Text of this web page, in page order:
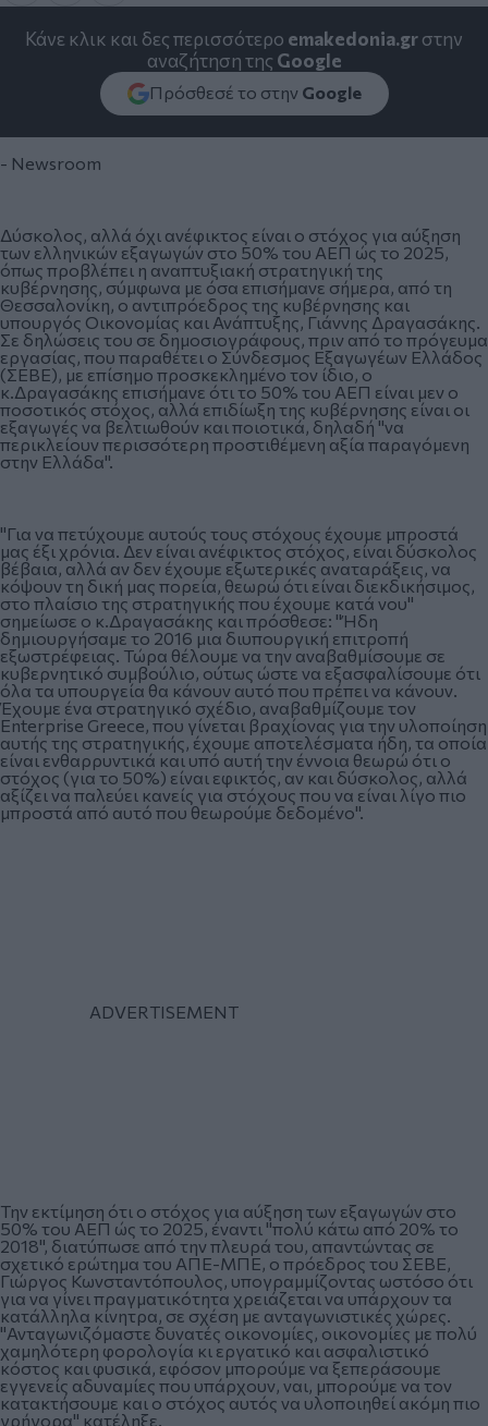
Κάνε κλικ και δες περισσότερο emakedonia.grστην
αναζήτηση της Google
Πρόσθεσέ το στην Google
- Newsroom
Δύσκολος, αλλά όχι ανέφικτος είναι ο στόχος για αύξηση
των ελληνικών εξαγωγών στο 50% του ΑΕΠ ώς το 2025,
όπως προβλέπει η αναπτυξιακή στρατηγική της
κυβέρνησης, σύμφωνα με όσα επισήμανε σήμερα, από τη
Θεσσαλονίκη, ο αντιπρόεδρος της κυβέρνησης και
υπουργός Οικονομίας και Ανάπτυξης, Γιάννης Δραγασάκης.
Σε δηλώσεις του σε δημοσιογράφους, πριν από το πρόγευμα
εργασίας, που παραθέτει ο Σύνδεσμος Εξαγωγέων Ελλάδος
(ΣΕΒΕ), με επίσημο προσκεκλημένο τον ίδιο, ο
κ.Δραγασάκης επισήμανε ότι το 50% του ΑΕΠ είναι μεν ο
ποσοτικός στόχος, αλλά επιδίωξη της κυβέρνησης είναι οι
εξαγωγές να βελτιωθούν και ποιοτικά, δηλαδή "να
περικλείουν περισσότερη προστιθέμενη αξία παραγόμενη
στην Ελλάδα".
"Για να πετύχουμε αυτούς τους στόχους έχουμε μπροστά
μας έξι χρόνια. Δεν είναι ανέφικτος στόχος, είναι δύσκολος
βέβαια, αλλά αν δεν έχουμε εξωτερικές αναταράξεις, να
κόψουν τη δική μας πορεία, θεωρώ ότι είναι διεκδικήσιμος,
στο πλαίσιο της στρατηγικής που έχουμε κατά νου"
σημείωσε ο κ.Δραγασάκης και πρόσθεσε: "Ήδη
δημιουργήσαμε το 2016 μια διυπουργική επιτροπή
εξωστρέφειας. Τώρα θέλουμε να την αναβαθμίσουμε σε
κυβερνητικό συμβούλιο, ούτως ώστε να εξασφαλίσουμε ότι
όλα τα υπουργεία θα κάνουν αυτό που πρέπει να κάνουν.
Έχουμε ένα στρατηγικό σχέδιο, αναβαθμίζουμε τον
Enterprise Greece, που γίνεται βραχίονας για την υλοποίηση
αυτής της στρατηγικής, έχουμε αποτελέσματα ήδη, τα οποία
είναι ενθαρρυντικά και υπό αυτή την έννοια θεωρώ ότι ο
στόχος (για το 50%) είναι εφικτός, αν και δύσκολος, αλλά
αξίζει να παλεύει κανείς για στόχους που να είναι λίγο πιο
μπροστά από αυτό που θεωρούμε δεδομένο".
Την εκτίμηση ότι ο στόχος για αύξηση των εξαγωγών στο
50% του ΑΕΠ ώς το 2025, έναντι "πολύ κάτω από 20% το
2018", διατύπωσε από την πλευρά του, απαντώντας σε
σχετικό ερώτημα του ΑΠΕ-ΜΠΕ, ο πρόεδρος του ΣΕΒΕ,
Γιώργος Κωνσταντόπουλος, υπογραμμίζοντας ωστόσο ότι
για να γίνει πραγματικότητα χρειάζεται να υπάρχουν τα
κατάλληλα κίνητρα, σε σχέση με ανταγωνιστικές χώρες.
"Ανταγωνιζόμαστε δυνατές οικονομίες, οικονομίες με πολύ
χαμηλότερη φορολογία κι εργατικό και ασφαλιστικό
κόστος και φυσικά, εφόσον μπορούμε να ξεπεράσουμε
εγγενείς αδυναμίες που υπάρχουν, ναι, μπορούμε να τον
κατακτήσουμε και ο στόχος αυτός να υλοποιηθεί ακόμη πιο
γρήγορα" κατέληξε.